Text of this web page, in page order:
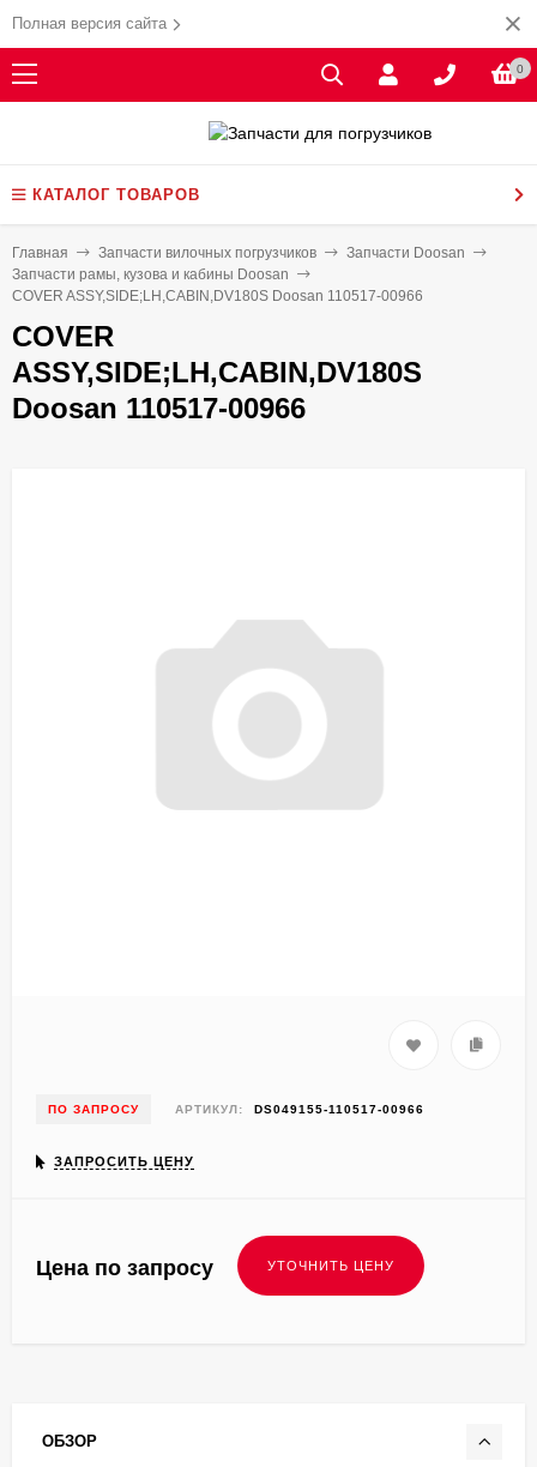
Полная версия сайта
0
КАТАЛОГ ТОВАРОВ
Главная Запчасти вилочных погрузчиков
Запчасти Doosan
Запчасти рамы, кузова и кабины Doosan
COVER ASSY,SIDE;LH,CABIN,DV180S Doosan 110517-00966
COVER
ASSY,SIDE;LH,CABIN,DV180S
Doosan 110517-00966
ПО ЗАПРОСУ АРТИКУЛ: DS049155-110517-00966
ЗАПРОСИТЬ ЦЕНУ
Цена по запросу
ОБЗОР